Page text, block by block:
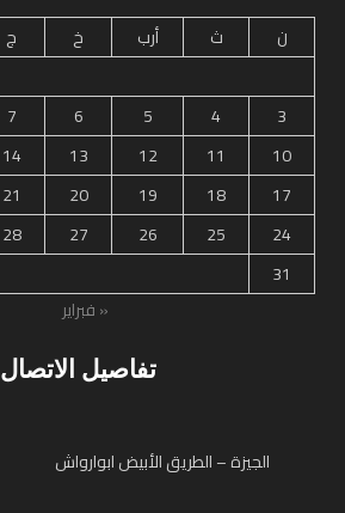
ن
ث أرب خ ج
3
4
5
6
7
10
11
12
13
14
17
18
19
20
21
24
25
26
27
28
31
« فبراير
تفاصيل الاتصال
الجيزة – الطريق الأبيض ابوارواش